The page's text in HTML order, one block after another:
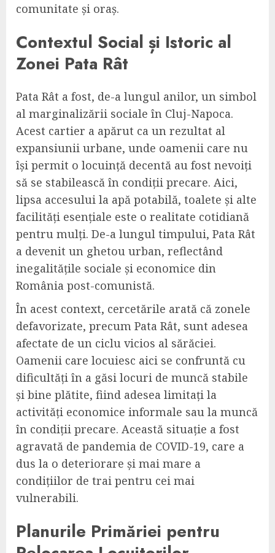
comunitate și oraș.
Contextul Social și Istoric al
Zonei Pata Rât
Pata Rât a fost, de-a lungul anilor, un simbol
al marginalizării sociale în Cluj-Napoca.
Acest cartier a apărut ca un rezultat al
expansiunii urbane, unde oamenii care nu
își permit o locuință decentă au fost nevoiți
să se stabilească în condiții precare. Aici,
lipsa accesului la apă potabilă, toalete și alte
facilități esențiale este o realitate cotidiană
pentru mulți. De-a lungul timpului, Pata Rât
a devenit un ghetou urban, reflectând
inegalitățile sociale și economice din
România post-comunistă.
În acest context, cercetările arată că zonele
defavorizate, precum Pata Rât, sunt adesea
afectate de un ciclu vicios al sărăciei.
Oamenii care locuiesc aici se confruntă cu
dificultăți în a găsi locuri de muncă stabile
și bine plătite, fiind adesea limitați la
activități economice informale sau la muncă
în condiții precare. Această situație a fost
agravată de pandemia de COVID-19, care a
dus la o deteriorare și mai mare a
condițiilor de trai pentru cei mai
vulnerabili.
Planurile Primăriei pentru